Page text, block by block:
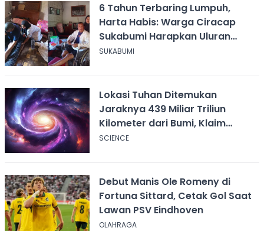
6 Tahun Terbaring Lumpuh,
Harta Habis: Warga Ciracap
Sukabumi Harapkan Uluran
Tangan KDM
SUKABUMI
Lokasi Tuhan Ditemukan
Jaraknya 439 Miliar Triliun
Kilometer dari Bumi, Klaim
Ilmuwan Harvard
SCIENCE
Debut Manis Ole Romeny di
Fortuna Sittard, Cetak Gol Saat
Lawan PSV Eindhoven
OLAHRAGA